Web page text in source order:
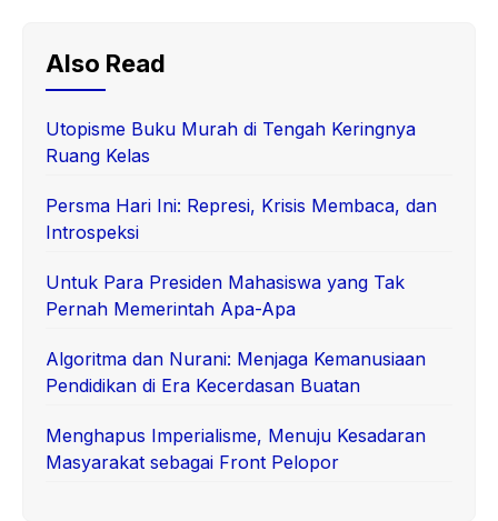
Also Read
Utopisme Buku Murah di Tengah Keringnya
Ruang Kelas
Persma Hari Ini: Represi, Krisis Membaca, dan
Introspeksi
Untuk Para Presiden Mahasiswa yang Tak
Pernah Memerintah Apa-Apa
Algoritma dan Nurani: Menjaga Kemanusiaan
Pendidikan di Era Kecerdasan Buatan
Menghapus Imperialisme, Menuju Kesadaran
Masyarakat sebagai Front Pelopor